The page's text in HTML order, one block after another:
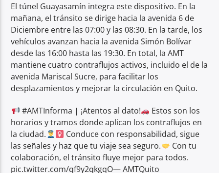
El túnel Guayasamín integra este dispositivo. En la
mañana, el tránsito se dirige hacia la avenida 6 de
Diciembre entre las 07:00 y las 08:30. En la tarde, los
vehículos avanzan hacia la avenida Simón Bolívar
desde las 16:00 hasta las 19:30. En total, la AMT
mantiene cuatro contraflujos activos, incluido el de la
avenida Mariscal Sucre, para facilitar los
desplazamientos y mejorar la circulación en Quito.
#AMTInforma | ¡Atentos al dato!
Estos son los
horarios y tramos donde aplican los contraflujos en
la ciudad.
Conduce con responsabilidad, sigue
las señales y haz que tu viaje sea seguro.
Con tu
colaboración, el tránsito fluye mejor para todos.
pic.twitter.com/qf9y2qkgqO— AMTQuito